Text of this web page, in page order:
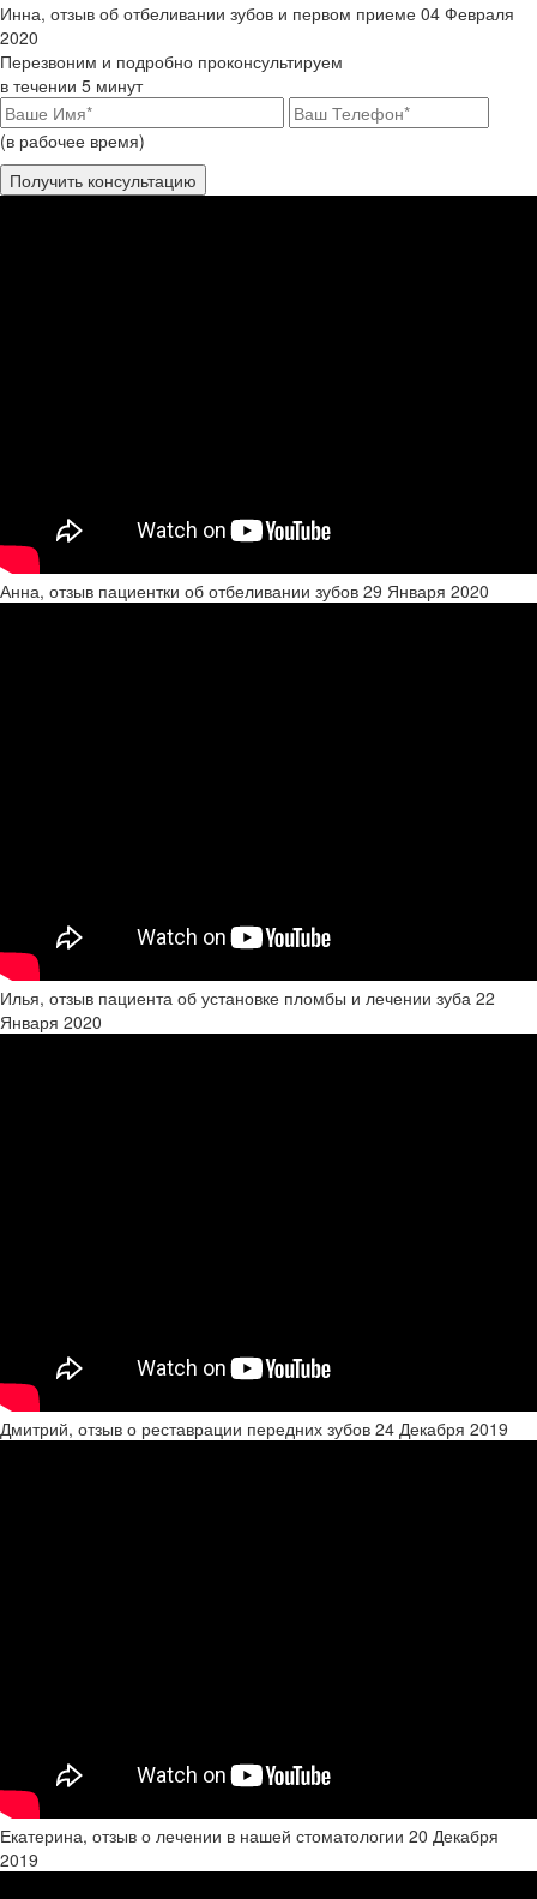
Инна, отзыв об отбеливании зубов и первом приеме 04 Февраля
2020
Перезвоним и подробно проконсультируем
в течении 5 минут
(в рабочее время)
Анна, отзыв пациентки об отбеливании зубов 29 Января 2020
Илья, отзыв пациента об установке пломбы и лечении зуба 22
Января 2020
Дмитрий, отзыв о реставрации передних зубов 24 Декабря 2019
Екатерина, отзыв о лечении в нашей стоматологии 20 Декабря
2019